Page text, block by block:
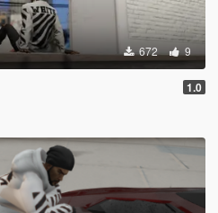
672 9
1.0